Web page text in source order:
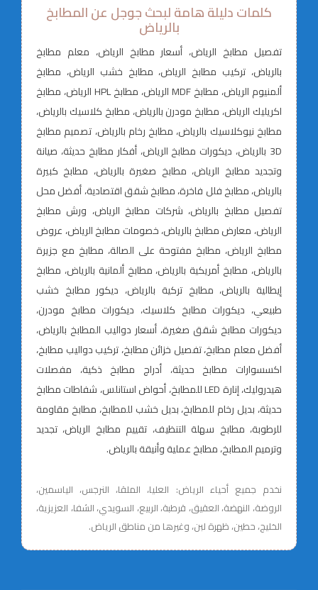
كلمات دليلة هامة لبحث جوجل عن المطابخ
بالرياض
تفصيل مطابخ الرياض، أسعار مطابخ الرياض، معلم مطابخ
بالرياض، تركيب مطابخ الرياض، مطابخ خشب الرياض، مطابخ
ألمنيوم الرياض، مطابخ MDF الرياض، مطابخ HPL الرياض، مطابخ
اكريليك الرياض، مطابخ مودرن بالرياض، مطابخ كلاسيك بالرياض،
مطابخ نيوكلاسيك بالرياض، مطابخ رخام بالرياض، تصميم مطابخ
3D بالرياض، ديكورات مطابخ الرياض، أفكار مطابخ حديثة، صيانة
وتجديد مطابخ الرياض، مطابخ صغيرة بالرياض، مطابخ كبيرة
بالرياض، مطابخ فلل فاخرة، مطابخ شقق اقتصادية، أفضل محل
تفصيل مطابخ بالرياض، شركات مطابخ الرياض، ورش مطابخ
الرياض، معارض مطابخ بالرياض، خصومات مطابخ الرياض، عروض
مطابخ الرياض، مطابخ مفتوحة على الصالة، مطابخ مع جزيرة
بالرياض، مطابخ أمريكية بالرياض، مطابخ ألمانية بالرياض، مطابخ
إيطالية بالرياض، مطابخ تركية بالرياض، ديكور مطابخ خشب
طبيعي، ديكورات مطابخ كلاسيك، ديكورات مطابخ مودرن،
ديكورات مطابخ شقق صغيرة، أسعار دواليب المطابخ بالرياض،
أفضل معلم مطابخ، تفصيل خزائن مطابخ، تركيب دواليب مطابخ،
اكسسوارات مطابخ حديثة، أدراج مطابخ ذكية، مفصلات
هيدروليك، إنارة LED للمطابخ، أحواض استانلس، شفاطات مطابخ
حديثة، بديل رخام للمطابخ، بديل خشب للمطابخ، مطابخ مقاومة
للرطوبة، مطابخ سهلة التنظيف، تقييم مطابخ الرياض، تجديد
وترميم المطابخ، مطابخ عملية وأنيقة بالرياض.
نخدم جميع أحياء الرياض: العليا، الملقا، النرجس، الياسمين،
الروضة، النهضة، العقيق، قرطبة، الربيع، السويدي، الشفا، العزيزية،
الخليج، حطين، ظهرة لبن، وغيرها من مناطق الرياض.